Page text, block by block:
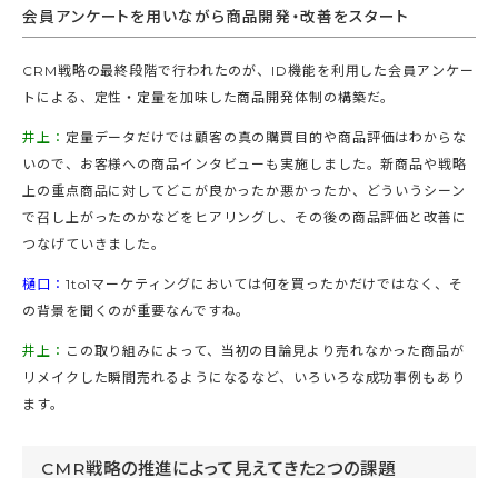
会員アンケートを用いながら商品開発・改善をスタート
CRM戦略の最終段階で行われたのが、ID機能を利用した会員アンケー
トによる、定性・定量を加味した商品開発体制の構築だ。
井上： 定量データだけでは顧客の真の購買目的や商品評価はわからな
いので、お客様への商品インタビューも実施しました。新商品や戦略
上の重点商品に対してどこが良かったか悪かったか、どういうシーン
で召し上がったのかなどをヒアリングし、その後の商品評価と改善に
つなげていきました。
樋口： 1to1マーケティングにおいては何を買ったかだけではなく、そ
の背景を聞くのが重要なんですね。
井上： この取り組みによって、当初の目論見より売れなかった商品が
リメイクした瞬間売れるようになるなど、いろいろな成功事例もあり
ます。
CMR戦略の推進によって見えてきた2つの課題